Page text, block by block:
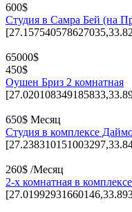
600$
Студия в Самра Бей (на
65000$
450$
Оушен Бриз 2 комнатная
650$ Месяц
Студия в комплексе
260$ /Месяц
2-х комнатная в